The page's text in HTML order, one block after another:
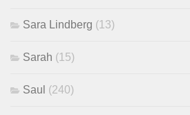
Sara Lindberg (13)
Sarah (15)
Saul (240)